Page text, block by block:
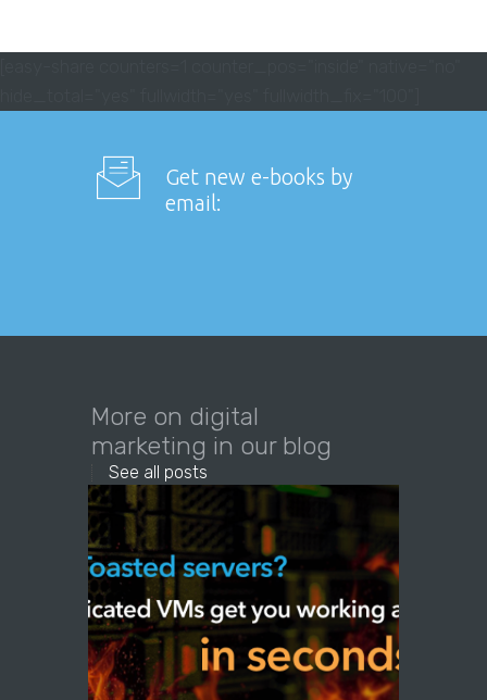
Get new e-books by
email:
More on digital
marketing in our blog
See all posts